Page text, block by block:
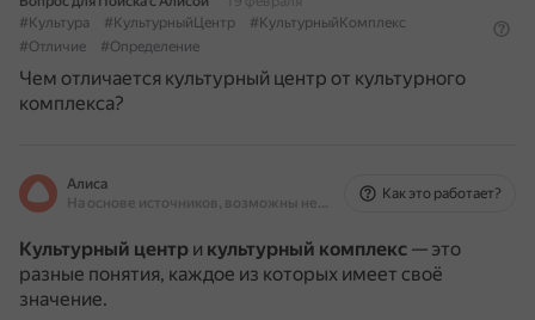
#Культура
#КультурныйЦентр
#КультурныйКомплекс
#Отличие
#Определение
Чем отличается культурный центр от культурного
комплекса?
Алиса
На основе источников, возможны неточности
Как это работает?
Культурный центр и культурный комплекс — это
разные понятия, каждое из которых имеет своё
значение.